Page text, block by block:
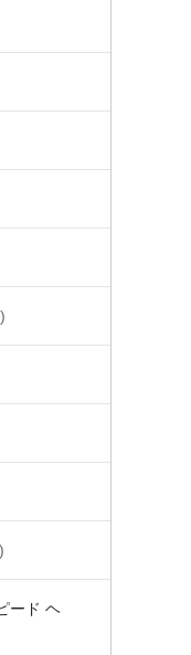
ード ヘ